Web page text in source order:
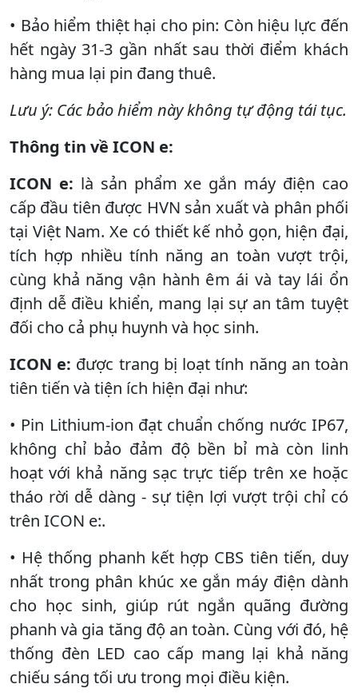
• Bảo hiểm thiệt hại cho pin: Còn hiệu lực đến
hết ngày 31-3 gần nhất sau thời điểm khách
hàng mua lại pin đang thuê.
Lưu ý: Các bảo hiểm này không tự động tái tục.
Thông tin về ICON e:
ICON e: là sản phẩm xe gắn máy điện cao
cấp đầu tiên được HVN sản xuất và phân phối
tại Việt Nam. Xe có thiết kế nhỏ gọn, hiện đại,
tích hợp nhiều tính năng an toàn vượt trội,
cùng khả năng vận hành êm ái và tay lái ổn
định dễ điều khiển, mang lại sự an tâm tuyệt
đối cho cả phụ huynh và học sinh.
ICON e: được trang bị loạt tính năng an toàn
tiên tiến và tiện ích hiện đại như:
• Pin Lithium-ion đạt chuẩn chống nước IP67,
không chỉ bảo đảm độ bền bỉ mà còn linh
hoạt với khả năng sạc trực tiếp trên xe hoặc
tháo rời dễ dàng - sự tiện lợi vượt trội chỉ có
trên ICON e:.
• Hệ thống phanh kết hợp CBS tiên tiến, duy
nhất trong phân khúc xe gắn máy điện dành
cho học sinh, giúp rút ngắn quãng đường
phanh và gia tăng độ an toàn. Cùng với đó, hệ
thống đèn LED cao cấp mang lại khả năng
chiếu sáng tối ưu trong mọi điều kiện.